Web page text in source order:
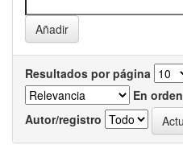
Resultados por página
En orden
Autor/registro